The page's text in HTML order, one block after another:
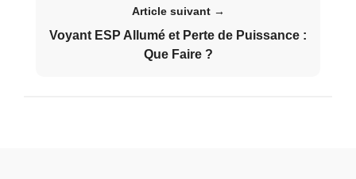
Article suivant →
Voyant ESP Allumé et Perte de Puissance :
Que Faire ?